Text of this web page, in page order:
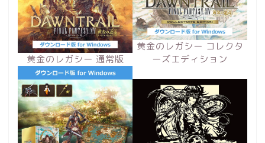
黄金のレガシー 通常版
黄金のレガシー コレクタ
ーズエディション